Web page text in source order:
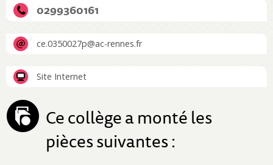
0299360161
ce.0350027p@ac-rennes.fr
Site Internet
Ce collège a monté les
pièces suivantes :